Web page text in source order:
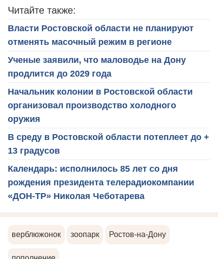
Читайте также:
Власти Ростовской области не планируют
отменять масочный режим в регионе
Ученые заявили, что маловодье на Дону
продлится до 2029 года
Начальник колонии в Ростовской области
организовал производство холодного
оружия
В среду в Ростовской области потеплеет до +
13 градусов
Календарь: исполнилось 85 лет со дня
рождения президента телерадиокомпании
«ДОН-ТР» Николая Чеботарева
верблюжонок зоопарк Ростов-на-Дону